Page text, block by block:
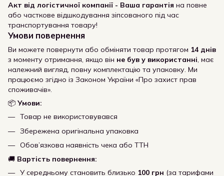
Акт від логістичної компанії - Ваша гарантія на повне
або часткове відшкодування зіпсованого під час
транспортування товару!
Умови повернення
Ви можете повернути або обміняти товар протягом 14 днів
з моменту отримання, якщо він не був у використанні, має
належний вигляд, повну комплектацію та упаковку. Ми
працюємо згідно із Законом України «Про захист прав
споживачів».
📦 Умови:
Товар не використовувався
Збережена оригінальна упаковка
Обов’язкова наявність чека або ТТН
🚚 Вартість повернення:
У середньому становить близько 100 грн (за тарифами